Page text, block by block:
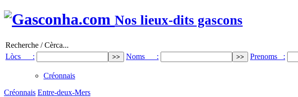
Nos lieux-dits gascons
Recherche / Cèrca...
Lòcs :
Noms : Prenoms :
Créonnais
Créonnais Entre-deux-Mers